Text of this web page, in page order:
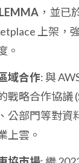
LEMMA ，並已
上架，
。
域合作: 與
戰略合作協議
公部門等對資
上雲。